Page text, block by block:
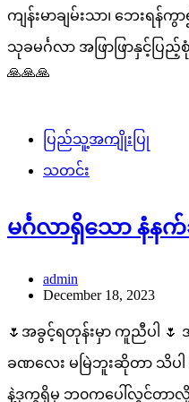
ကျန်းမာချမ်းသာ၊ ဘေးရန်
သုခမင်္ဂလာ အဖြာဖြာနှင့်ပြည့်
🙏🙏🙏
ပြည်သူ့အကျိုးပြု
သတင်း
မင်္ဂလာရှိသော နံနက်
admin
December 18, 2023
🌷အခွင့်ရတုန်းမှာ ကူညီပါ
ခဏလေး မမြဲဘူးဆိုတာ သိပ
နဲ့ဒုက္ခရှိမှ ဘ၀ကပေါ်လွင်တာ